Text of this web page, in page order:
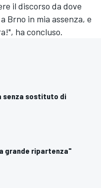
il discorso da dove
Brno in mia assenza, e
ha concluso.
senza sostituto di
grande ripartenza"